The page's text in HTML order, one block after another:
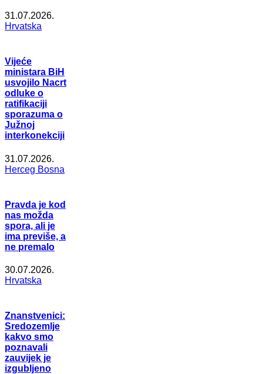
31.07.2026.
Hrvatska
Vijeće
ministara BiH
usvojilo Nacrt
odluke o
ratifikaciji
sporazuma o
Južnoj
interkonekciji
31.07.2026.
Herceg Bosna
Pravda je kod
nas možda
spora, ali je
ima previše, a
ne premalo
30.07.2026.
Hrvatska
Znanstvenici:
Sredozemlje
kakvo smo
poznavali
zauvijek je
izgubljeno